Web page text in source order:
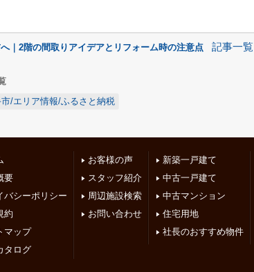
｜2階の間取りアイデアとリフォーム時の注意点 記事一覧
/エリア情報/ふるさと納税
要
バシーポリシー
約
マップ
タログ
お客様の声
スタッフ紹介
周辺施設検索
お問い合わせ
新築一戸建て
中古一戸建て
中古マンション
住宅用地
社長のおすすめ物件